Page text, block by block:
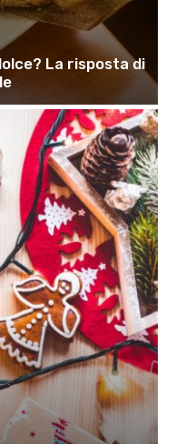
La risposta di